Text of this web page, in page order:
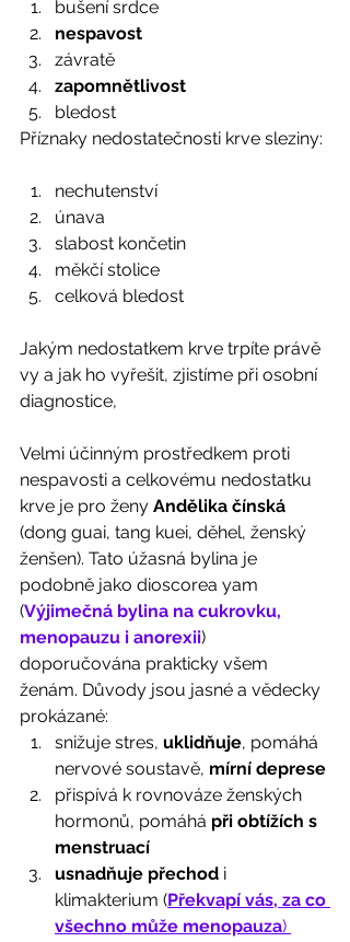
nespavost
zapomnětlivost
bledost
Příznaky nedostatečnosti krve sleziny:
nechutenství
celková bledost
Jakým nedostatkem krve trpíte právě
vy a jak ho vyřešit, zjistíme při osobní
diagnostice,
Velmi účinným prostředkem proti
nespavosti a celkovému nedostatku
krve je pro ženy Andělika čínská
(dong guai, tang kuei, děhel, ženský
ženšen). Tato úžasná bylina je
podobně jako dioscorea yam
(Výjimečná bylina na cukrovku,
menopauzu i anorexii)
doporučována prakticky všem
ženám. Důvody jsou jasné a vědecky
prokázané:
snižuje stres, uklidňuje, pomáhá
nervové soustavě, mírní deprese
přispívá k rovnováze ženských
hormonů, pomáhá při obtížích s
menstruací
usnadňuje přechod i
klimakterium (Překvapí vás, za co
všechno může menopauza)